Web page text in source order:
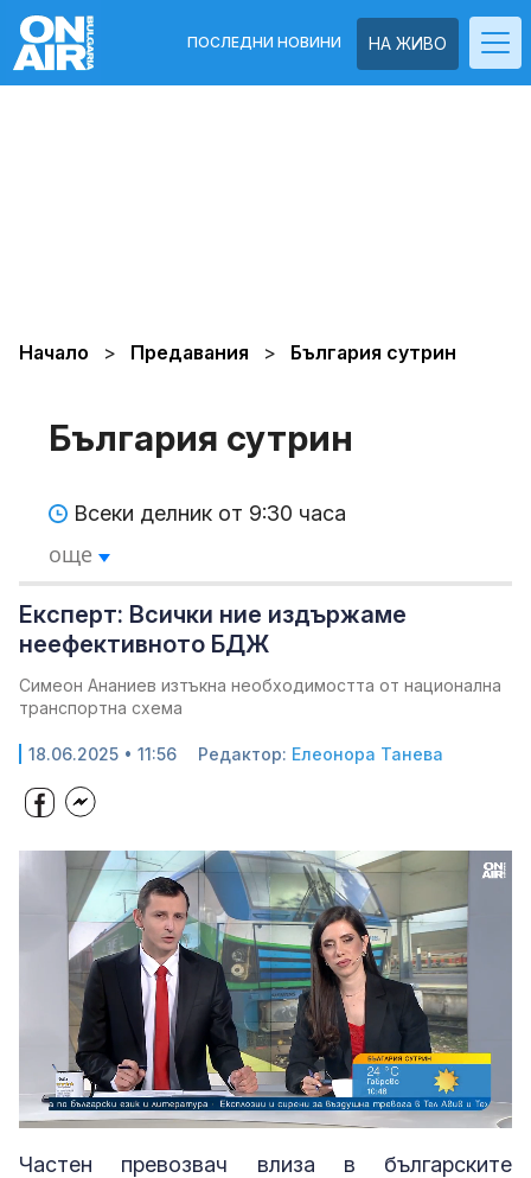
НА ЖИВО
ПОСЛЕДНИ НОВИНИ
Начало Предавания България сутрин
България сутрин
Всеки делник от 9:30 часа
още
Експерт: Всички ние издържаме
неефективното БДЖ
Симеон Ананиев изтъкна необходимостта от национална
транспортна схема
18.06.2025 • 11:56 Редактор: Елеонора Танева
Unmute Loaded:
5.19%
Частен превозвач влиза в българските